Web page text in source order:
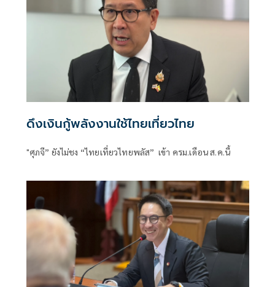
ดึงเงินกู้พลังงานใช้ไทยเที่ยวไทย
"ศุภจี” ยังไม่ชง “ไทยเที่ยวไทยพลัส” เข้า ครม.เดือน ส.ค.นี้